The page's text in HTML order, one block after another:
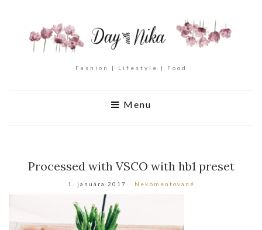
Fashion | Lifestyle | Food
Menu
Processed with VSCO with hb1 preset
1. januára 2017 Nekomentované